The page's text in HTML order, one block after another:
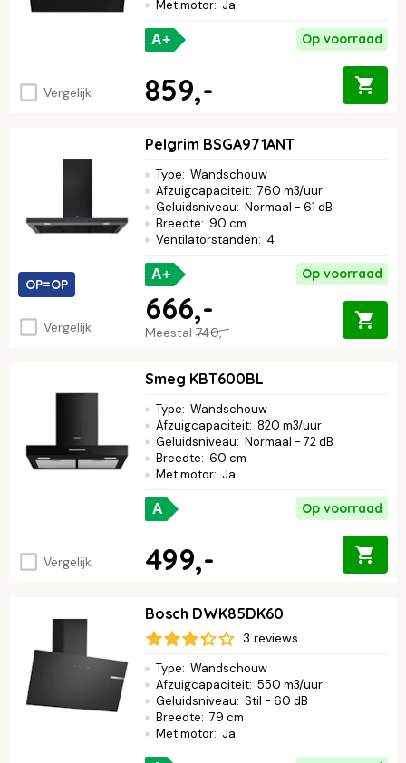
Vergelijk
Met motor: Ja
A+ Op voorraad
859,-
OP=OP
Vergelijk
Pelgrim BSGA971ANT
Type: Wandschouw
Afzuigcapaciteit: 760 m3/uur
Geluidsniveau: Normaal - 61 dB
Breedte: 90 cm
Ventilatorstanden: 4
A+ Op voorraad
Meestal 740,-
666,-
Vergelijk
Smeg KBT600BL
Type: Wandschouw
Afzuigcapaciteit: 820 m3/uur
Geluidsniveau: Normaal - 72 dB
Breedte: 60 cm
Met motor: Ja
A Op voorraad
499,-
Bosch DWK85DK60
3 reviews
Type: Wandschouw
Afzuigcapaciteit: 550 m3/uur
Geluidsniveau: Stil - 60 dB
Breedte: 79 cm
Met motor: Ja